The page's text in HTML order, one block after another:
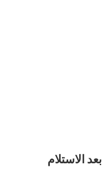
الاستلام